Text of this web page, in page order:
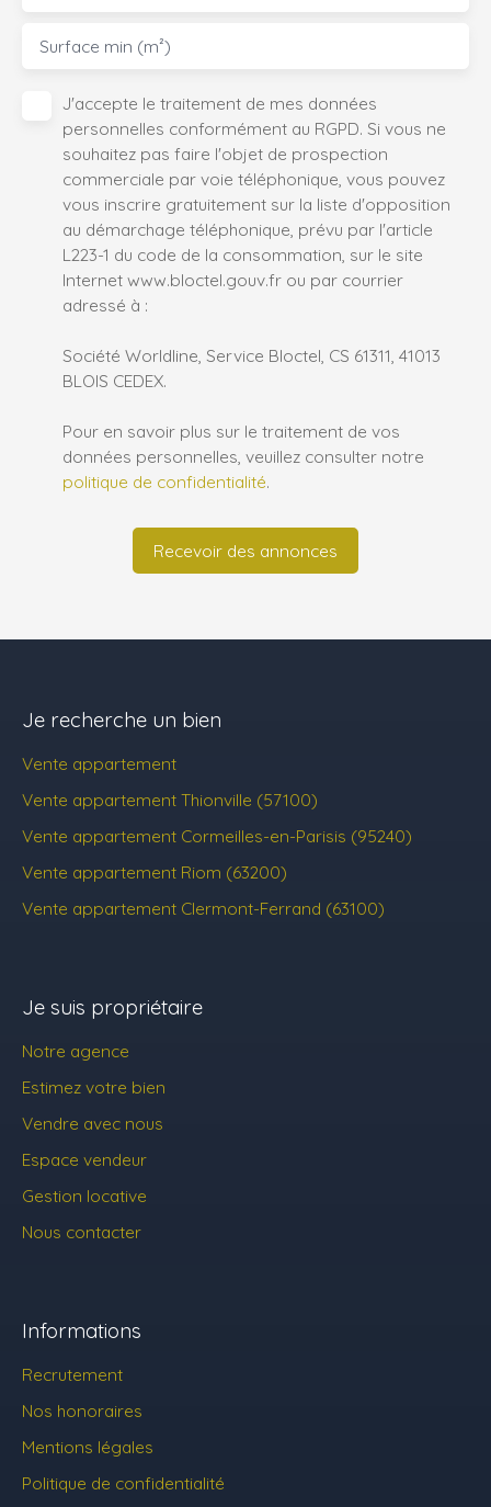
Surface min (m²)
J'accepte le traitement de mes données
personnelles conformément au RGPD. Si vous ne
souhaitez pas faire l'objet de prospection
commerciale par voie téléphonique, vous pouvez
vous inscrire gratuitement sur la liste d'opposition
au démarchage téléphonique, prévu par l'article
L223-1 du code de la consommation, sur le site
Internet www.bloctel.gouv.fr ou par courrier
adressé à :
Société Worldline, Service Bloctel, CS 61311, 41013
BLOIS CEDEX.
Pour en savoir plus sur le traitement de vos
données personnelles, veuillez consulter notre
politique de confidentialité.
Recevoir des annonces
Je recherche un bien
Vente appartement
Vente appartement Thionville (57100)
Vente appartement Cormeilles-en-Parisis (95240)
Vente appartement Riom (63200)
Vente appartement Clermont-Ferrand (63100)
Je suis propriétaire
Notre agence
Estimez votre bien
Vendre avec nous
Espace vendeur
Gestion locative
Nous contacter
Informations
Recrutement
Nos honoraires
Mentions légales
Politique de confidentialité